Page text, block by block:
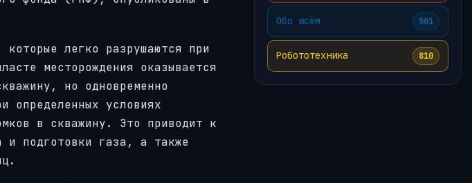
которые легко разрушаются при
месторождения оказывается
но одновременно
определенных условиях
в скважину. Это приводит к
и подготовки газа, а также
Обо всём 501
Робототехника 810